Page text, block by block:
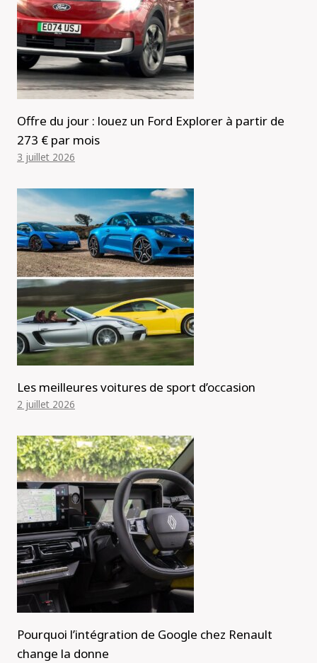
Offre du jour : louez un Ford Explorer à partir de
273 € par mois
3 juillet 2026
Les meilleures voitures de sport d’occasion
2 juillet 2026
Pourquoi l’intégration de Google chez Renault
change la donne